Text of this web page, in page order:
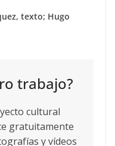
texto; Hugo
trabajo?
cultural
gratuitamente
y vídeos